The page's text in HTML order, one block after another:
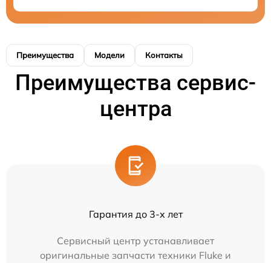
Преимущества Модели Контакты
Преимущества сервис-
центра
Гарантия до 3-х лет
Сервисный центр устанавливает
оригинальные запчасти техники Fluke и